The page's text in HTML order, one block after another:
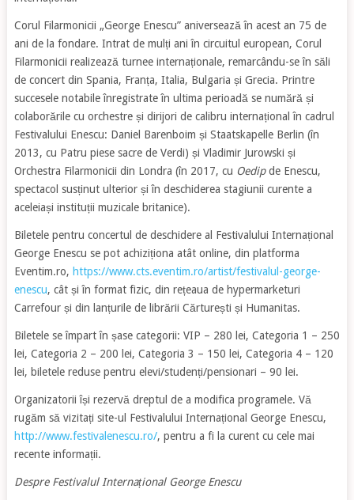
Corul Filarmonicii „George Enescu” aniversează în acest an 75 de
ani de la fondare. Intrat de mulți ani în circuitul european, Corul
Filarmonicii realizează turnee internaționale, remarcându-se în săli
de concert din Spania, Franța, Italia, Bulgaria și Grecia. Printre
succesele notabile înregistrate în ultima perioadă se numără și
colaborările cu orchestre și dirijori de calibru internațional în cadrul
Festivalului Enescu: Daniel Barenboim și Staatskapelle Berlin (în
2013, cu Patru piese sacre de Verdi) și Vladimir Jurowski și
Orchestra Filarmonicii din Londra (în 2017, cu Oedipde Enescu,
spectacol susținut ulterior și în deschiderea stagiunii curente a
aceleiași instituții muzicale britanice).
Biletele pentru concertul de deschidere al Festivalului Internațional
George Enescu se pot achiziționa atât online, din platforma
Eventim.ro, https://www.cts.eventim.ro/artist/festivalul-george-
enescu, cât și în format fizic, din rețeaua de hypermarketuri
Carrefour și din lanțurile de librării Cărturești și Humanitas.
Biletele se împart în șase categorii: VIP – 280 lei, Categoria 1 – 250
lei, Categoria 2 – 200 lei, Categoria 3 – 150 lei, Categoria 4 – 120
lei, biletele reduse pentru elevi/studenți/pensionari – 90 lei.
Organizatorii își rezervă dreptul de a modifica programele. Vă
rugăm să vizitați site-ul Festivalului Internațional George Enescu,
http://www.festivalenescu.ro/, pentru a fi la curent cu cele mai
recente informații.
Despre Festivalul Internațional George Enescu